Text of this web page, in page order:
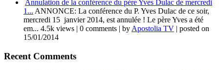
Annulation de la conférence du père Yves Dulac de mercredi
1... ANNONCE: La conférence du P. Yves Dulac de ce soir,
mercredi 15 janvier 2014, est annulée ! Le père Yves a été
em... 4.5k views | 0 comments | by Apostolia TV | posted on
15/01/2014
Recent Comments